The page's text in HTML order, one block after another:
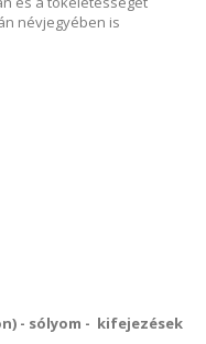
névjegyében is
- sólyom - kifejezések